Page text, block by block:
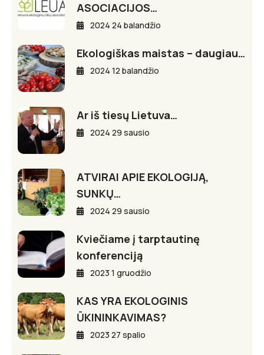
ASOCIACIJOS…
2024 24 balandžio
Ekologiškas maistas – daugiau…
2024 12 balandžio
Ar iš tiesų Lietuva…
2024 29 sausio
ATVIRAI APIE EKOLOGIJĄ,
SUNKŲ…
2024 29 sausio
Kviečiame į tarptautinę
konferenciją
2023 1 gruodžio
KAS YRA EKOLOGINIS
ŪKININKAVIMAS?
2023 27 spalio